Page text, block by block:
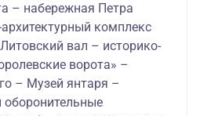
– набережная Петра
комплекс
вал – историко-
ворота» –
– Музей янтаря –